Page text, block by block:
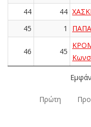
44
44
45
1
46 45
Πρώτη